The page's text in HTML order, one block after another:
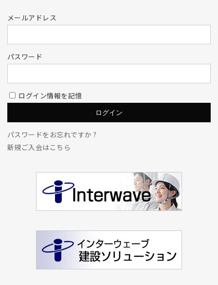
メールアドレス
パスワード
ログイン情報を記憶
パスワードをお忘れですか ?
新規ご入会はこちら